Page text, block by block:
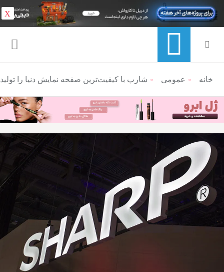
منوی ناوبری خرده نان
خانه عمومی شارپ با کیفیت‌ترین صفحه نمایش دنیا را
X